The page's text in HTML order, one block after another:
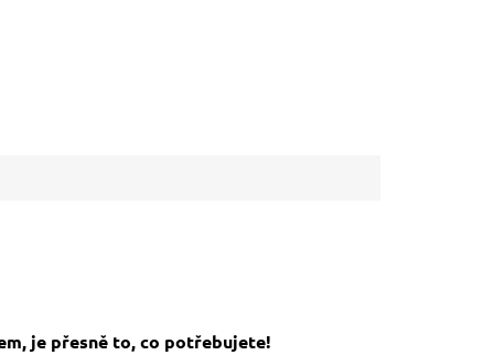
je přesně to, co potřebujete!